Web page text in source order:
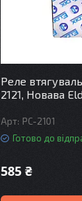
Реле
2121, Новава
РС-2101
Готово до
585 ₴